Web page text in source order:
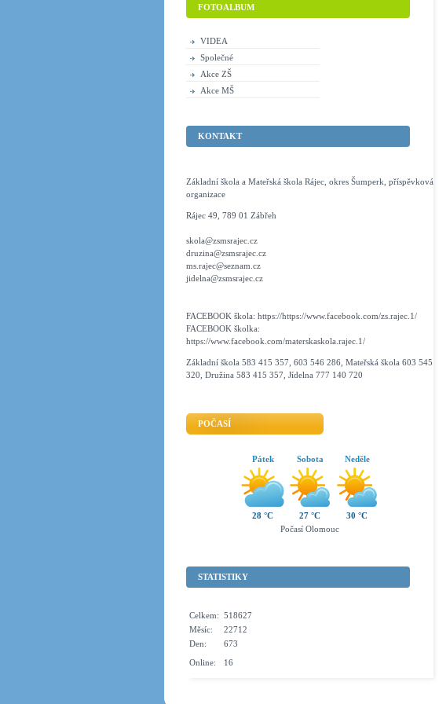
FOTOALBUM
VIDEA
Společné
Akce ZŠ
Akce MŠ
KONTAKT
Základní škola a Mateřská škola Rájec, okres Šumperk, příspěvková
organizace
Rájec 49, 789 01 Zábřeh
skola@zsmsrajec.cz
druzina@zsmsrajec.cz
ms.rajec@seznam.cz
jidelna@zsmsrajec.cz
FACEBOOK škola: https://https://www.facebook.com/zs.rajec.1/
FACEBOOK školka:
https://www.facebook.com/materskaskola.rajec.1/
Základní škola 583 415 357, 603 546 286, Mateřská škola 603 545
320, Družina 583 415 357, Jídelna 777 140 720
POČASÍ
Pátek
28 °C
Sobota
27 °C
Neděle
30 °C
Počasí Olomouc
STATISTIKY
Online: 16
Celkem: 518627
Měsíc:
22712
Den:
673